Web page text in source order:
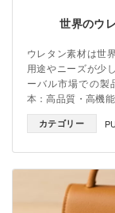
世界のウ
ウレタン素材は世
用途やニーズが少
ーバル市場での製
本：高品質・高機
カテゴリー PU